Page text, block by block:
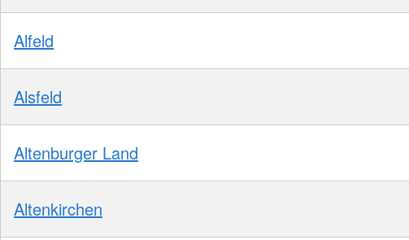
Alfeld
Alsfeld
Altenburger Land
Altenkirchen